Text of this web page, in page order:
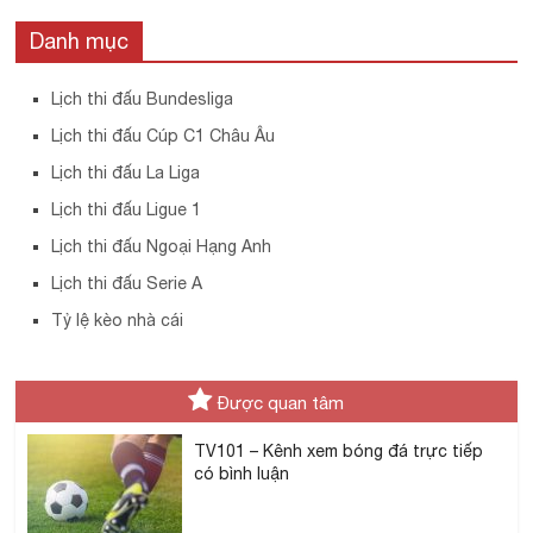
Danh mục
Lịch thi đấu Bundesliga
Lịch thi đấu Cúp C1 Châu Âu
Lịch thi đấu La Liga
Lịch thi đấu Ligue 1
Lịch thi đấu Ngoại Hạng Anh
Lịch thi đấu Serie A
Tỷ lệ kèo nhà cái
Được quan tâm
TV101 – Kênh xem bóng đá trực tiếp
có bình luận